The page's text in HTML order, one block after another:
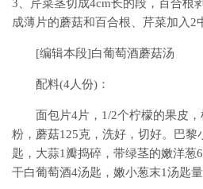
3、芹菜茎切成4cm长的段，百合根
成薄片的蘑菇和百合根、芹菜加入2
[编辑本段]白葡萄酒蘑菇汤
配料(4人份)：
面包片4片，1/2个柠檬的果皮
粉，蘑菇125克，洗好，切好。巴黎
匙，大蒜1瓣捣碎，带绿茎的嫩洋葱
干白葡萄酒4汤匙，嫩小葱末1汤匙量